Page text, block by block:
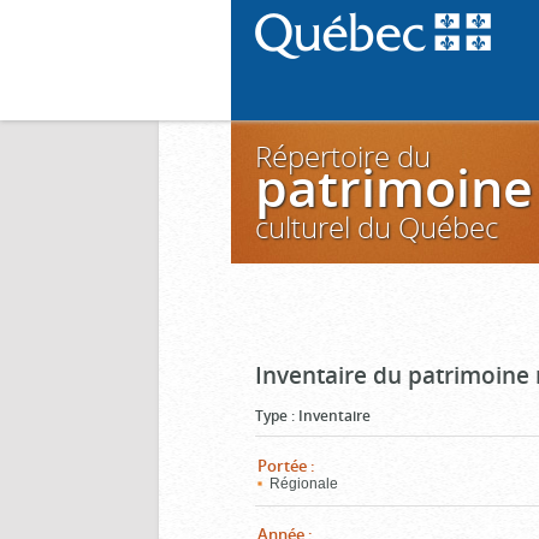
Répertoire du
patrimoine
culturel du Québec
Inventaire du patrimoine
Type : Inventaire
Portée :
Régionale